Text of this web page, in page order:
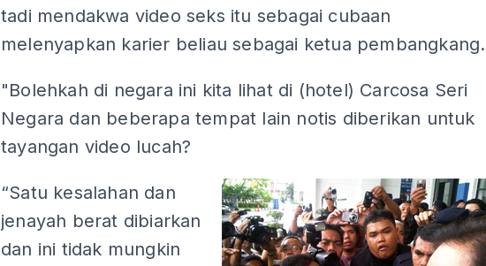
tadi mendakwa video seks itu sebagai cubaan
melenyapkan karier beliau sebagai ketua pembangkang.
"Bolehkah di negara ini kita lihat di (hotel) Carcosa Seri
Negara dan beberapa tempat lain notis diberikan untuk
tayangan video lucah?
“Satu kesalahan dan
jenayah berat dibiarkan
dan ini tidak mungkin